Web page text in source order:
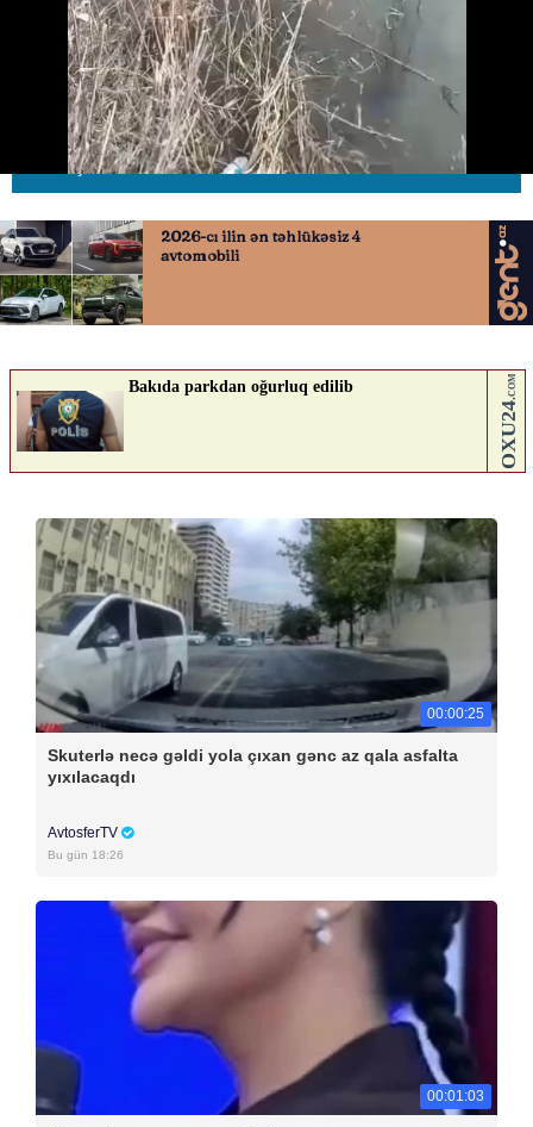
25.03.2026
AVTOSFERTV ABUNƏ OL
Nə düşünürsən?
00:00:25
Skuterlə necə gəldi yola çıxan gənc az qala asfalta
yıxılacaqdı
AvtosferTV
Bu gün 18:26
00:01:03